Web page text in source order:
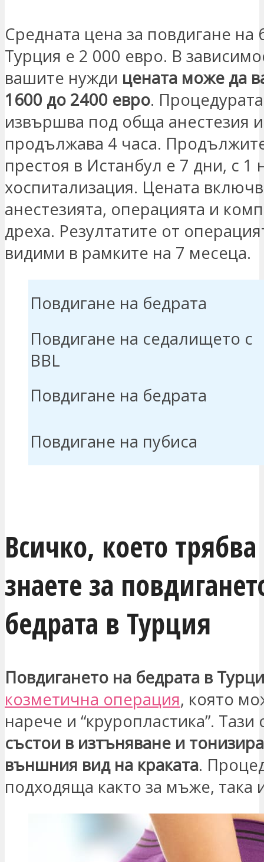
Средната цена за повдигане на
Турция е 2 000 евро. В
вашите нужди цената може да
1600 до 2400 евро.
извършва под обща анестезия и
продължава 4 часа.
престоя в Истанбул е 7 дни, с 1
хоспитализация. Цената
анестезията, операцията и
дреха. Резултатите от
видими в рамките на 7 месеца.
Повдигане на бедрата
Повдигане на седалището с
BBL
Повдигане на бедрата
Повдигане на пубиса
Всичко, което
знаете за
бедрата в Турция
Повдигането на бедрата в
козметична операция, която
нарече и “круропластика”.
състои в изтъняване и
външния вид на краката.
подходяща както за мъже, така